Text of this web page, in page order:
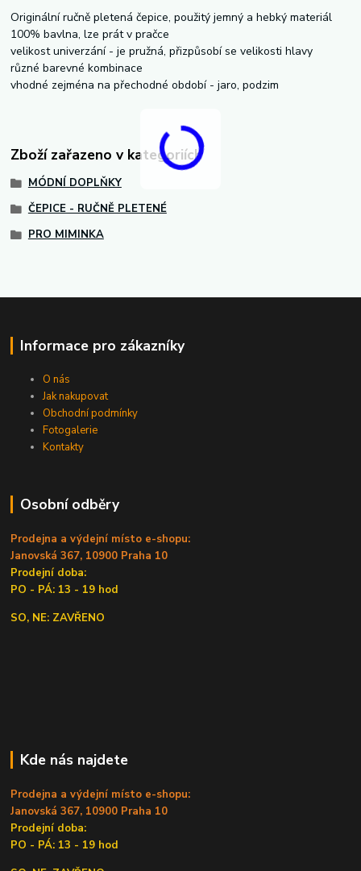
Originální ručně pletená čepice, použitý jemný a hebký materiál
100% bavlna, lze prát v pračce
velikost univerzání - je pružná, přizpůsobí se velikosti hlavy
různé barevné kombinace
vhodné zejména na přechodné období - jaro, podzim
Zboží zařazeno v kategoriích
MÓDNÍ DOPLŇKY
ČEPICE - RUČNĚ PLETENÉ
PRO MIMINKA
Informace pro zákazníky
O nás
Jak nakupovat
Obchodní podmínky
Fotogalerie
Kontakty
Osobní odběry
Prodejna a výdejní místo e-shopu:
Janovská 367, 10900 Praha 10
Prodejní doba:
PO - PÁ: 13 - 19 hod
SO, NE: ZAVŘENO
Kde nás najdete
Prodejna a výdejní místo e-shopu:
Janovská 367, 10900 Praha 10
Prodejní doba:
PO - PÁ: 13 - 19 hod